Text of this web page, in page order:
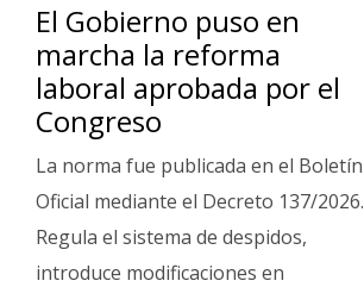
El Gobierno puso en
marcha la reforma
laboral aprobada por el
Congreso
La norma fue publicada en el Boletín
Oficial mediante el Decreto 137/2026.
Regula el sistema de despidos,
introduce modificaciones en